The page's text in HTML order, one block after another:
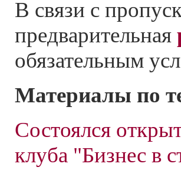
В связи с
предварительная
обязательным
Материалы по
Состоялся
клуба "Бизнес в